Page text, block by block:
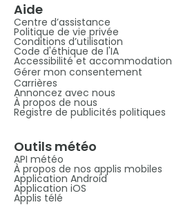
Aide
Centre d’assistance
Politique de vie privée
Conditions d’utilisation
Code d'éthique de l'IA
Accessibilité et accommodation
Gérer mon consentement
Carrières
Annoncez avec nous
À propos de nous
Registre de publicités politiques
Outils météo
API météo
À propos de nos applis mobiles
Application Android
Application iOS
Applis télé